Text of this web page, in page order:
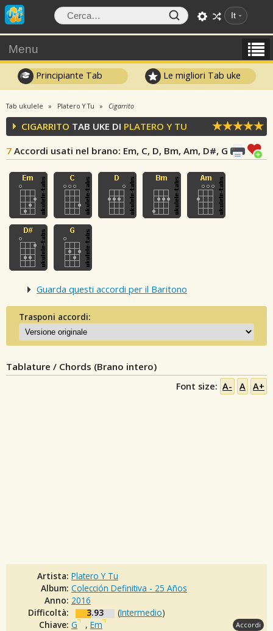
It
Menu
Principiante Tab Le migliori Tab uke
Tab ukulele Platero Y Tu Cigarrito
CIGARRITO TAB UKE DI PLATERO Y TU
7 Accordi usati nel brano: Em, C, D, Bm, Am, D#, G
Guarda questi accordi per il Baritono
Trasponi accordi:
Tablature / Chords (Brano intero)
Font size: A- A A+
Artista: Platero Y Tu
Album: Colección Definitiva - 25 Años
Anno: 2016
Difficoltà:
3.93 (Intermedio)
Chiave: G , Em Accordi